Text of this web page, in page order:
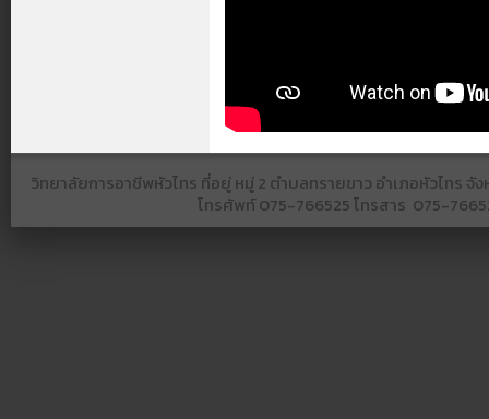
วิทยาลัยการอาชีพหัวไทร ที่อยู่ หมู่ 2 ตำบลทรายขาว อำเภอหัวไทร จั
โทรศัพท์075-766525​ โทรสาร​ 075-